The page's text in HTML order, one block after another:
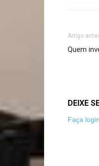
Artigo
Quem
DEIXE
Faça